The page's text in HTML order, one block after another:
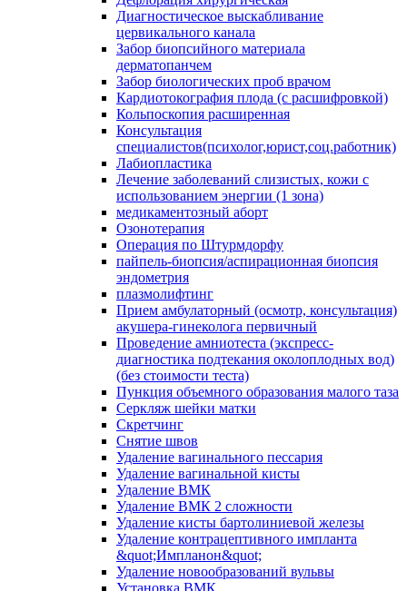
Диагностическое выскабливание
цервикального канала
Забор биопсийного материала
дерматопанчем
Забор биологических проб врачом
Кардиотокография плода (с расшифровкой)
Кольпоскопия расширенная
Консультация
специалистов(психолог,юрист,соц.работник)
Лабиопластика
Лечение заболеваний слизистых, кожи с
использованием энергии (1 зона)
медикаментозный аборт
Озонотерапия
Операция по Штурмдорфу
пайпель-биопсия/аспирационная биопсия
эндометрия
плазмолифтинг
Прием амбулаторный (осмотр, консультация)
акушера-гинеколога первичный
Проведение амниотеста (экспресс-
диагностика подтекания околоплодных вод)
(без стоимости теста)
Пункция объемного образования малого таза
Серкляж шейки матки
Скретчинг
Снятие швов
Удаление вагинального пессария
Удаление вагинальной кисты
Удаление ВМК
Удаление ВМК 2 сложности
Удаление кисты бартолиниевой железы
Удаление контрацептивного импланта
&quot;Импланон&quot;
Удаление новообразований вульвы
Установка ВМК